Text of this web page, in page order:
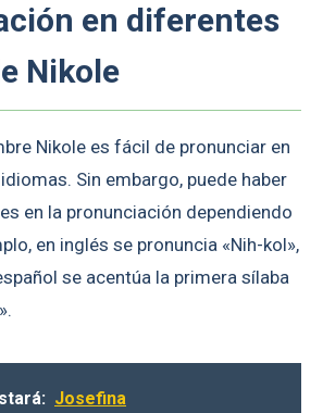
en diferentes
Nikole
Nikole es fácil de pronunciar en
Sin embargo, puede haber
en la pronunciación dependiendo
en inglés se pronuncia «Nih-kol»,
se acentúa la primera sílaba
Josefina